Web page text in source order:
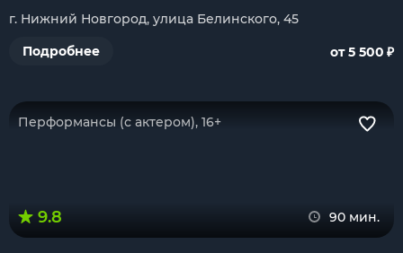
г. Нижний Новгород, улица Белинского, 45
Подробнее
от 5 500 ₽
Перформансы (с актером), 16+
9.8 90 мин.